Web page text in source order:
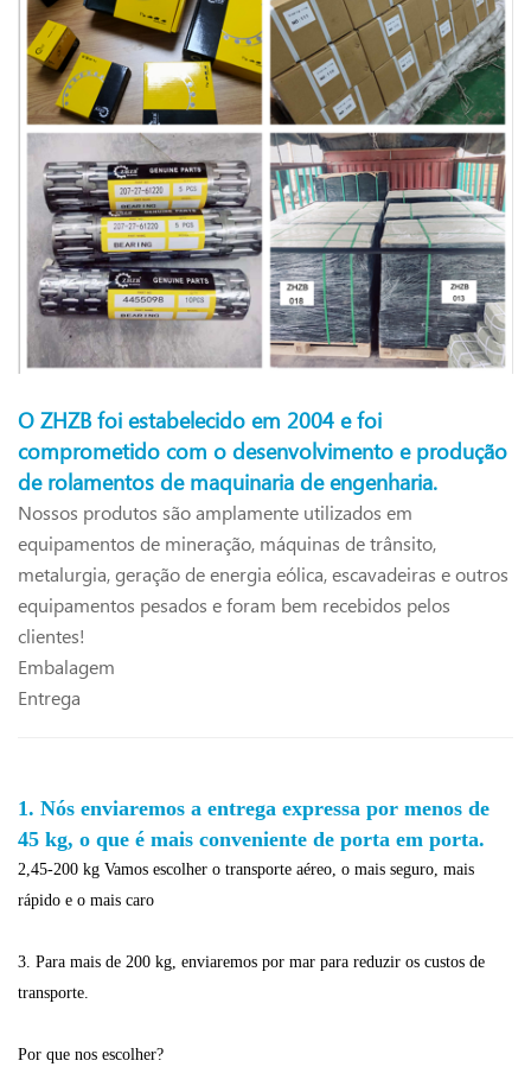
O ZHZB foi estabelecido em 2004 e foi
comprometido com o desenvolvimento e produção
de rolamentos de maquinaria de engenharia.
Nossos produtos são amplamente utilizados em
equipamentos de mineração, máquinas de trânsito,
metalurgia, geração de energia eólica, escavadeiras e outros
equipamentos pesados ​​e foram bem recebidos pelos
clientes!
Embalagem
Entrega
1. Nós enviaremos a entrega expressa por menos de
45 kg, o que é mais conveniente de porta em porta.
2,45-200 kg Vamos escolher o transporte aéreo, o mais seguro, mais
rápido e o mais caro
3. Para mais de 200 kg, enviaremos por mar para reduzir os custos de
transporte.
Por que nos escolher?